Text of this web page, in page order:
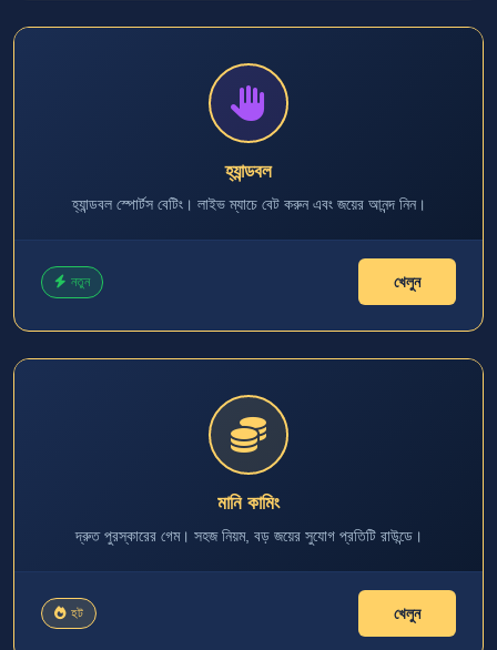
হ্যান্ডবল
হ্যান্ডবল স্পোর্টস বেটিং। লাইভ ম্যাচে বেট করুন এবং জয়ের আনন্দ নিন।
নতুন খেলুন
মানি কামিং
দ্রুত পুরস্কারের গেম। সহজ নিয়ম, বড় জয়ের সুযোগ প্রতিটি রাউন্ডে।
হট খেলুন